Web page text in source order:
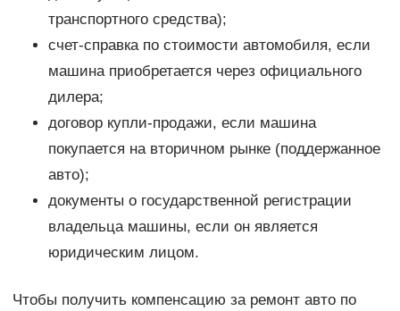
транспортного средства);
счет-справка по стоимости автомобиля, если
машина приобретается через официального
дилера;
договор купли-продажи, если машина
покупается на вторичном рынке (поддержанное
авто);
документы о государственной регистрации
владельца машины, если он является
юридическим лицом.
Чтобы получить компенсацию за ремонт авто по